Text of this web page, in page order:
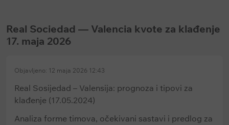
Real Sociedad — Valencia kvote za klađenje
17. maja 2026
Objavljeno: 12 maja 2026 12:43
Real Sosijedad – Valensija: prognoza i tipovi za
klađenje (17.05.2024)
Analiza forme timova, očekivani sastavi i predlog za